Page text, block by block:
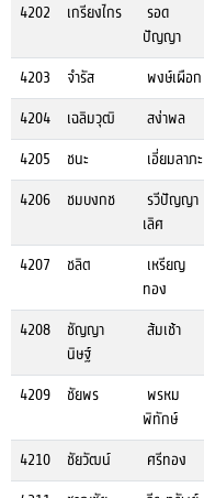
4202
เกรียงไกร
รอด
ปัญญา
4203 จำรัส พงษ์เผือก
4204
เฉลิมวุฒิ สง่าพล
4205
ชนะ เอี่ยมลาภะ
4206
ชมบงกช
รวีปัญญา
เลิศ
4207 ชลิต
เหรียญ
ทอง
4208
ชัญญา
นิษฐ์
ส้มเช้า
4209 ชัยพร
พรหม
พิทักษ์
4210 ชัยวัฒน์ ศรีทอง